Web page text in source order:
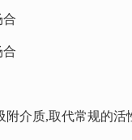
合
合
介质,取代常规的